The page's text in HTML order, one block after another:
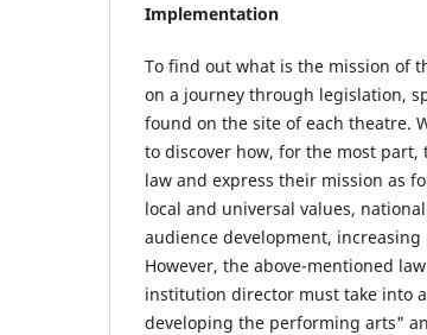
Implementation
To find out what is the mission of
on a journey through legislation,
found on the site of each theatre.
to discover how, for the most
law and express their mission as
local and universal values,
audience development, increasing
However, the above-mentioned
institution director must take into
developing the performing arts"